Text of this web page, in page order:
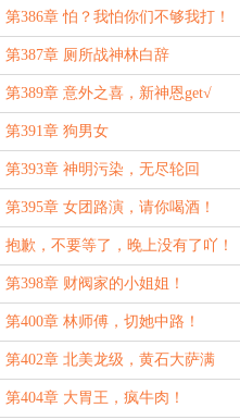
第386章 怕？我怕你们不够我打！
第387章 厕所战神林白辞
第389章 意外之喜，新神恩get√
第391章 狗男女
第393章 神明污染，无尽轮回
第395章 女团路演，请你喝酒！
抱歉，不要等了，晚上没有了吖！
第398章 财阀家的小姐姐！
第400章 林师傅，切她中路！
第402章 北美龙级，黄石大萨满
第404章 大胃王，疯牛肉！